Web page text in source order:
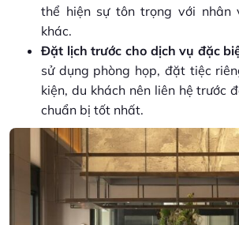
thể hiện sự tôn trọng với nhân
khác.
Đặt lịch trước cho dịch vụ đặc
sử dụng phòng họp, đặt tiệc
kiện, du khách nên liên hệ trước
chuẩn bị tốt nhất.